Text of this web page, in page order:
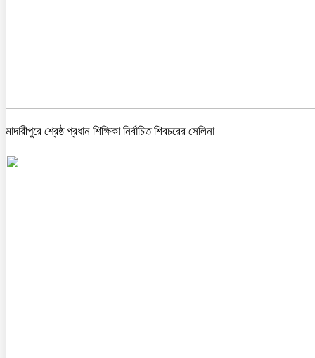
মাদারীপুরে শ্রেষ্ঠ প্রধান শিক্ষিকা নির্বাচিত শিবচরের সেলিনা